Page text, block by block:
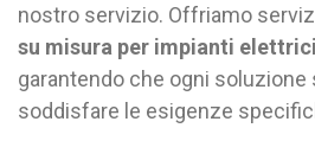
nostro servizio. Offriamo
su misura per impianti
garantendo che ogni soluzione
soddisfare le esigenze